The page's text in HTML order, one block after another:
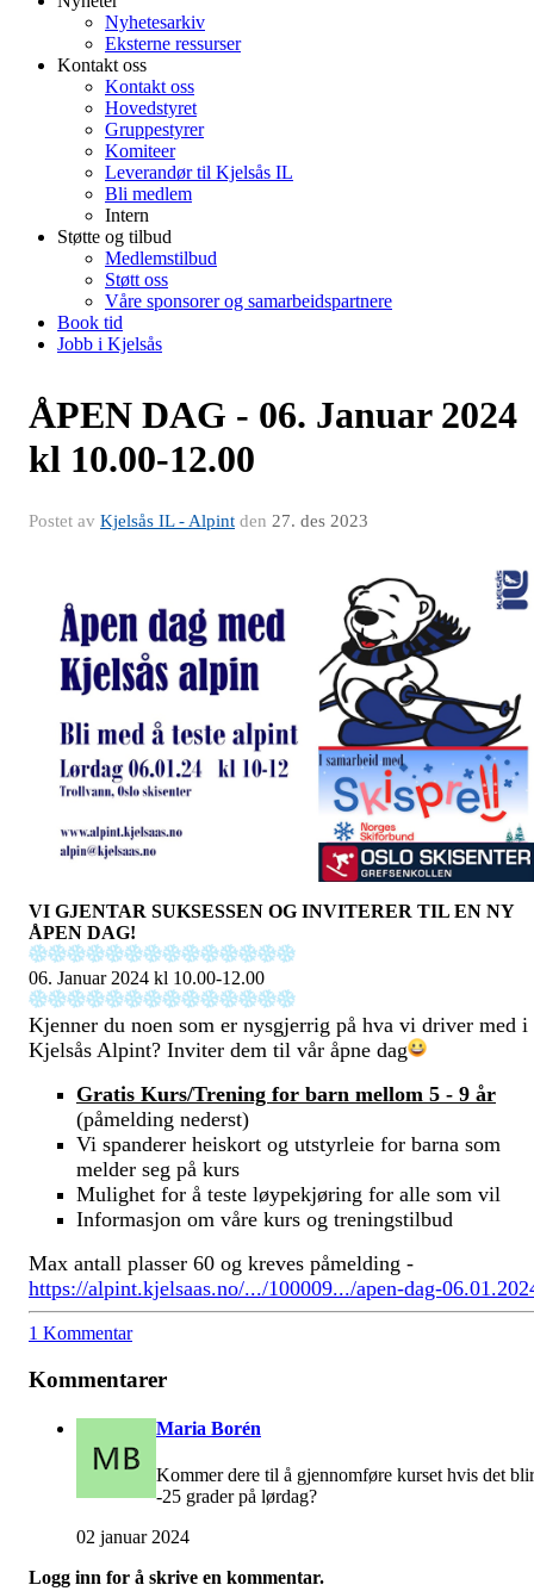
Nyhetesarkiv
Eksterne ressurser
Kontakt oss
Kontakt oss
Hovedstyret
Gruppestyrer
Komiteer
Leverandør til Kjelsås IL
Bli medlem
Intern
Støtte og tilbud
Medlemstilbud
Støtt oss
Våre sponsorer og samarbeidspartnere
Book tid
Jobb i Kjelsås
ÅPEN DAG - 06. Januar 2024
kl 10.00-12.00
Postet av Kjelsås IL - Alpint den 27. des 2023
VI GJENTAR SUKSESSEN OG INVITERER TIL EN NY
ÅPEN DAG!
06. Januar 2024 kl 10.00-12.00
Kjenner du noen som er nysgjerrig på hva vi driver med i
Kjelsås Alpint? Inviter dem til vår åpne dag
Gratis Kurs/Trening for barn mellom 5 - 9 år
(påmelding nederst)
Vi spanderer heiskort og utstyrleie for barna som
melder seg på kurs
Mulighet for å teste løypekjøring for alle som vil
Informasjon om våre kurs og treningstilbud
Max antall plasser 60 og kreves påmelding -
https://alpint.kjelsaas.no/.../100009.../apen-dag-
1 Kommentar
Kommentarer
Maria Borén
Kommer dere til å gjennomføre kurset hvis det blir
-25 grader på lørdag?
02 januar 2024
Logg inn for å skrive en kommentar.